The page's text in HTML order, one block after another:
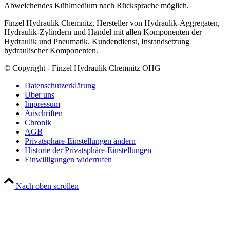
Abweichendes Kühlmedium nach Rücksprache möglich.
Finzel Hydraulik Chemnitz, Hersteller von Hydraulik-Aggregaten,
Hydraulik-Zylindern und Handel mit allen Komponenten der
Hydraulik und Pneumatik. Kundendienst, Instandsetzung
hydraulischer Komponenten.
© Copyright - Finzel Hydraulik Chemnitz OHG
Datenschutzerklärung
Über uns
Impressum
Anschriften
Chronik
AGB
Privatsphäre-Einstellungen ändern
Historie der Privatsphäre-Einstellungen
Einwilligungen widerrufen
Nach oben scrollen